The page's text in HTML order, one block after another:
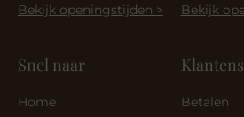
Bekijk openingstijden >
Bekijk
Snel naar
Home
Betalen